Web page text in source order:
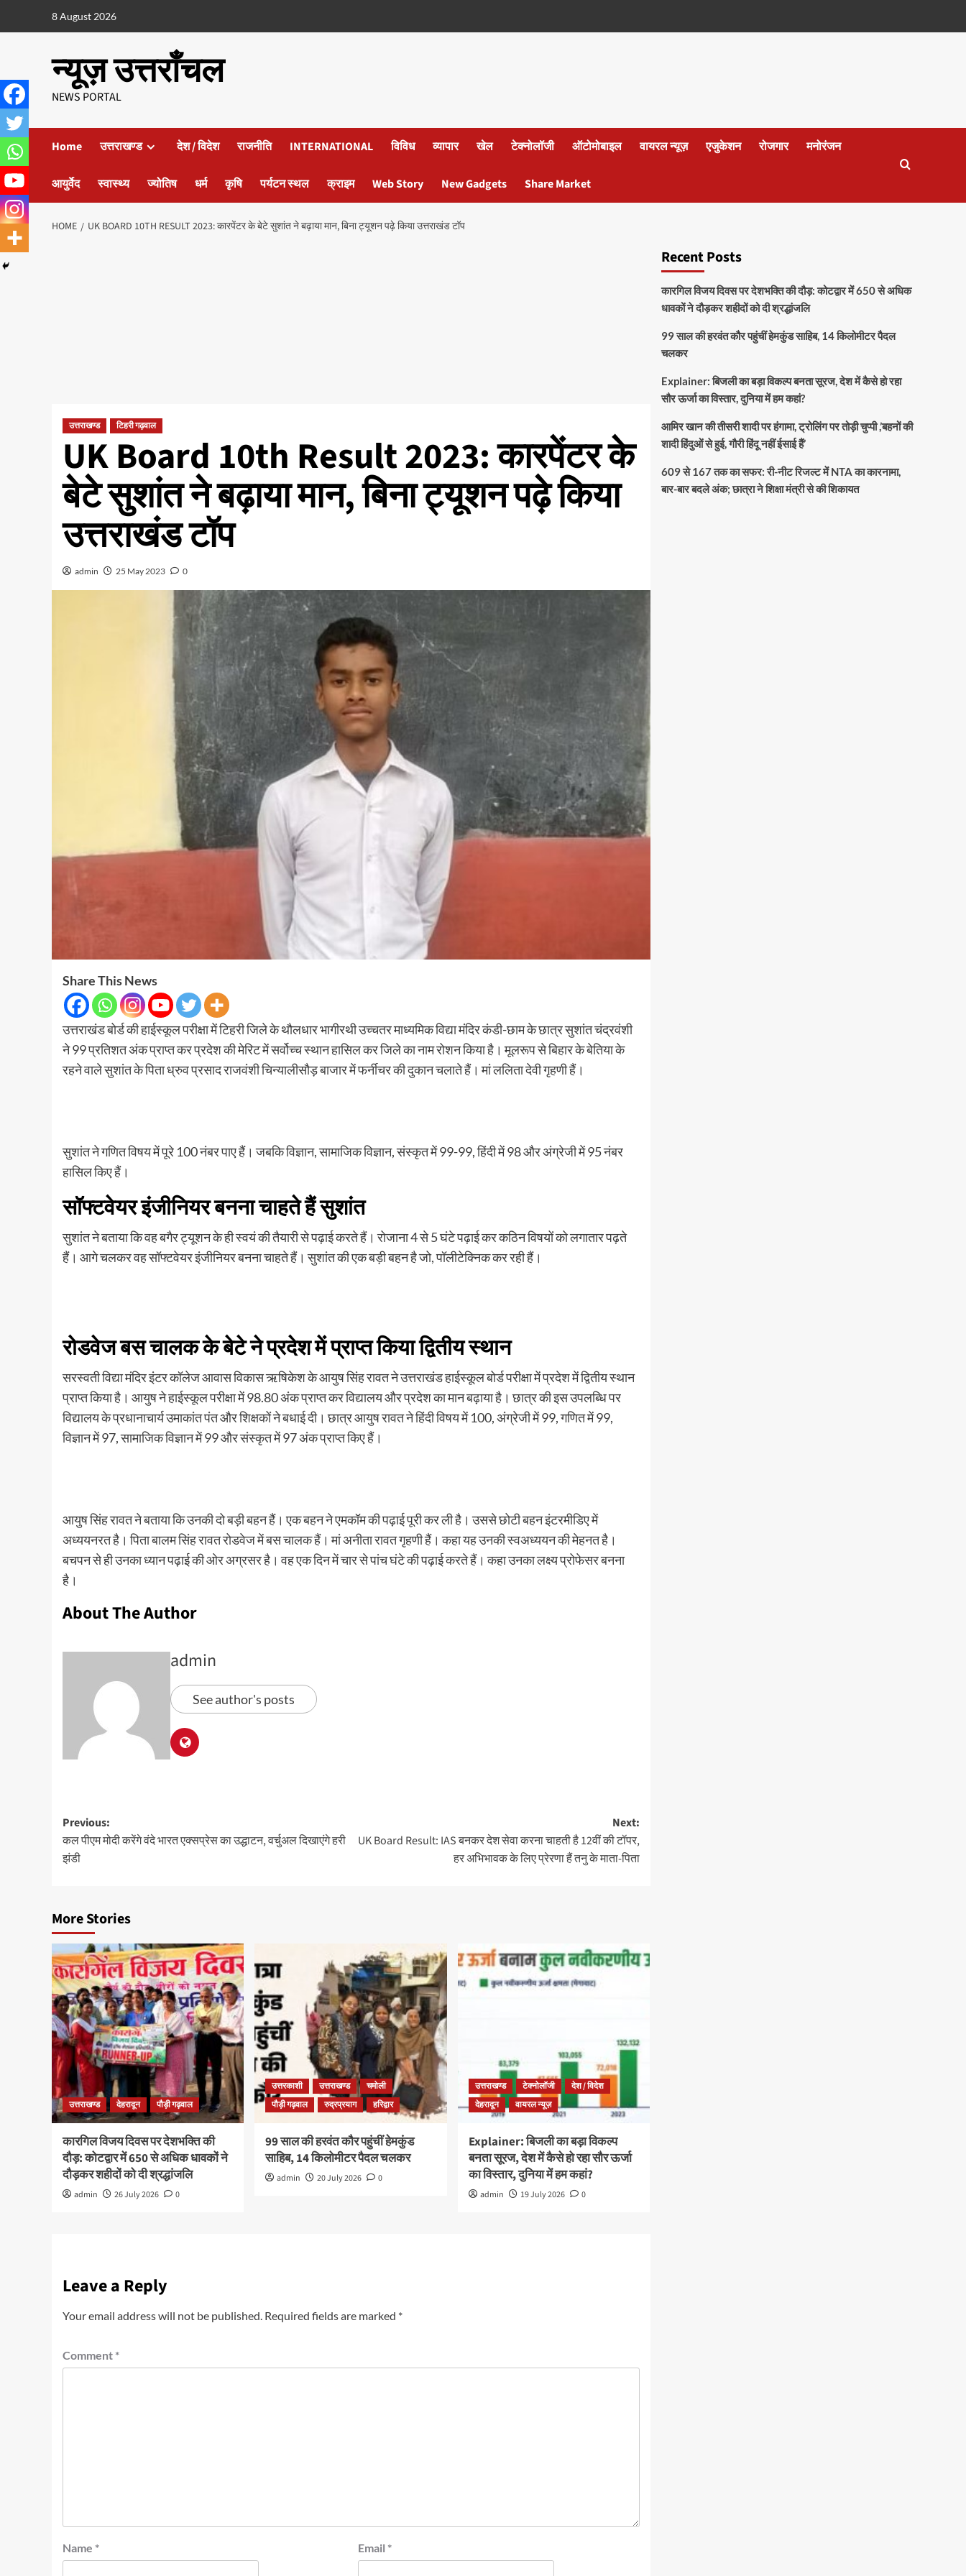
8 August 2026
न्यूज़ उत्तराँचल
NEWS PORTAL
Home उत्तराखण्ड देश / विदेश राजनीति INTERNATIONAL विविध व्यापार खेल टेक्नोलॉजी ऑटोमोबाइल वायरल न्यूज़ एजुकेशन रोजगार मनोरंजन
आयुर्वेद स्वास्थ्य ज्योतिष धर्म कृषि पर्यटन स्थल क्राइम Web Story New Gadgets Share Market
HOME UK BOARD 10TH RESULT 2023: कारपेंटर के बेटे सुशांत ने बढ़ाया मान, बिना ट्यूशन पढ़े किया उत्तराखंड टॉप
उत्तराखण्ड टिहरी गढ़वाल
UK Board 10th Result 2023: कारपेंटर के
बेटे सुशांत ने बढ़ाया मान, बिना ट्यूशन पढ़े किया
उत्तराखंड टॉप
admin 25 May 2023 0
Share This News
उत्तराखंड बोर्ड की हाईस्कूल परीक्षा में टिहरी जिले के थौलधार भागीरथी उच्चतर माध्यमिक विद्या मंदिर कंडी-छाम के छात्र सुशांत चंद्रवंशी
ने 99 प्रतिशत अंक प्राप्त कर प्रदेश की मेरिट में सर्वोच्च स्थान हासिल कर जिले का नाम रोशन किया है। मूलरूप से बिहार के बेतिया के
रहने वाले सुशांत के पिता ध्रुव प्रसाद राजवंशी चिन्यालीसौड़ बाजार में फर्नीचर की दुकान चलाते हैं। मां ललिता देवी गृहणी हैं।
सुशांत ने गणित विषय में पूरे 100 नंबर पाए हैं। जबकि विज्ञान, सामाजिक विज्ञान, संस्कृत में 99-99, हिंदी में 98 और अंग्रेजी में 95 नंबर
हासिल किए हैं।
सॉफ्टवेयर इंजीनियर बनना चाहते हैं सुशांत
सुशांत ने बताया कि वह बगैर ट्यूशन के ही स्वयं की तैयारी से पढ़ाई करते हैं। रोजाना 4 से 5 घंटे पढ़ाई कर कठिन विषयों को लगातार पढ़ते
हैं। आगे चलकर वह सॉफ्टवेयर इंजीनियर बनना चाहते हैं। सुशांत की एक बड़ी बहन है जो, पॉलीटेक्निक कर रही हैं।
रोडवेज बस चालक के बेटे ने प्रदेश में प्राप्त किया द्वितीय स्थान
सरस्वती विद्या मंदिर इंटर कॉलेज आवास विकास ऋषिकेश के आयुष सिंह रावत ने उत्तराखंड हाईस्कूल बोर्ड परीक्षा में प्रदेश में द्वितीय स्थान
प्राप्त किया है। आयुष ने हाईस्कूल परीक्षा में 98.80 अंक प्राप्त कर विद्यालय और प्रदेश का मान बढ़ाया है। छात्र की इस उपलब्धि पर
विद्यालय के प्रधानाचार्य उमाकांत पंत और शिक्षकों ने बधाई दी। छात्र आयुष रावत ने हिंदी विषय में 100, अंग्रेजी में 99, गणित में 99,
विज्ञान में 97, सामाजिक विज्ञान में 99 और संस्कृत में 97 अंक प्राप्त किए हैं।
आयुष सिंह रावत ने बताया कि उनकी दो बड़ी बहन हैं। एक बहन ने एमकॉम की पढ़ाई पूरी कर ली है। उससे छोटी बहन इंटरमीडिए में
अध्ययनरत है। पिता बालम सिंह रावत रोडवेज में बस चालक हैं। मां अनीता रावत गृहणी हैं। कहा यह उनकी स्वअध्ययन की मेहनत है।
बचपन से ही उनका ध्यान पढ़ाई की ओर अग्रसर है। वह एक दिन में चार से पांच घंटे की पढ़ाई करते हैं। कहा उनका लक्ष्य प्रोफेसर बनना
है।
About The Author
admin
See author's posts
Previous:
कल पीएम मोदी करेंगे वंदे भारत एक्सप्रेस का उद्धाटन, वर्चुअल दिखाएंगे हरी
झंडी
Next:
UK Board Result: IAS बनकर देश सेवा करना चाहती है 12वीं की टॉपर,
हर अभिभावक के लिए प्रेरणा हैं तनु के माता-पिता
More Stories
उत्तराखण्ड देहरादून पौड़ी गढ़वाल
कारगिल विजय दिवस पर देशभक्ति की
दौड़: कोटद्वार में 650 से अधिक धावकों ने
दौड़कर शहीदों को दी श्रद्धांजलि
admin 26 July 2026 0
उत्तरकाशी उत्तराखण्ड
चमोली
पौड़ी गढ़वाल
रुद्रप्रयाग हरिद्वार
99 साल की हरवंत कौर पहुंचीं हेमकुंड
साहिब, 14 किलोमीटर पैदल चलकर
admin 20 July 2026 0
उत्तराखण्ड टेक्नोलॉजी
देश / विदेश
देहरादून
वायरल न्यूज़
Explainer: बिजली का बड़ा विकल्प
बनता सूरज, देश में कैसे हो रहा सौर ऊर्जा
का विस्तार, दुनिया में हम कहां?
admin 19 July 2026 0
Leave a Reply
Your email address will not be published. Required fields are marked *
Comment *
Name * Email *
Recent Posts
कारगिल विजय दिवस पर देशभक्ति की दौड़: कोटद्वार में 650 से अधिक
धावकों ने दौड़कर शहीदों को दी श्रद्धांजलि
99 साल की हरवंत कौर पहुंचीं हेमकुंड साहिब, 14 किलोमीटर पैदल
चलकर
Explainer: बिजली का बड़ा विकल्प बनता सूरज, देश में कैसे हो रहा
सौर ऊर्जा का विस्तार, दुनिया में हम कहां?
आमिर खान की तीसरी शादी पर हंगामा, ट्रोलिंग पर तोड़ी चुप्पी ,’बहनों की
शादी हिंदुओं से हुई, गौरी हिंदू नहीं ईसाई हैं’
609 से 167 तक का सफर: री-नीट रिजल्ट में NTA का कारनामा,
बार-बार बदले अंक; छात्रा ने शिक्षा मंत्री से की शिकायत